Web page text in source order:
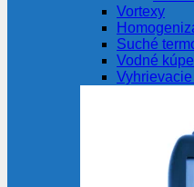
Vortexy
Suché
Vodné